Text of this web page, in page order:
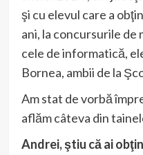
şi cu elevul care a
ani, la concursurile de
cele de informatică,
Bornea, ambii de la
Am stat de vorbă
aflăm câteva din
Andrei, ştiu că ai